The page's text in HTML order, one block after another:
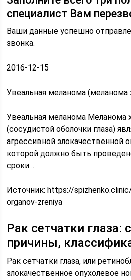
специалист Вам
Ваши данные успешно
звонка.
2016-12-15
Увеальная меланома (меланома
Увеальная меланома Меланома
(сосудистой оболочки глаза)
агрессивной злокачественной
которой должно быть
сроки…
Источник:https://
organov-zreniya
Рак сетчатки
причины,
Рак сетчатки глаза, или
злокачественное опухолевое